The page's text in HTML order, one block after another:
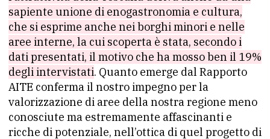
sapiente unione di enogastronomia e cultura,
che si esprime anche nei borghi minori e nelle
aree interne, la cui scoperta è stata, secondo i
dati presentati, il motivo che ha mosso ben il 19%
degli intervistati. Quanto emerge dal Rapporto
AITE conferma il nostro impegno per la
valorizzazione di aree della nostra regione meno
conosciute ma estremamente affascinanti e
ricche di potenziale, nell’ottica di quel progetto di